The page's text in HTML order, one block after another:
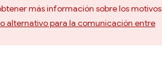
más información sobre los motivos
alternativo para la comunicación entre